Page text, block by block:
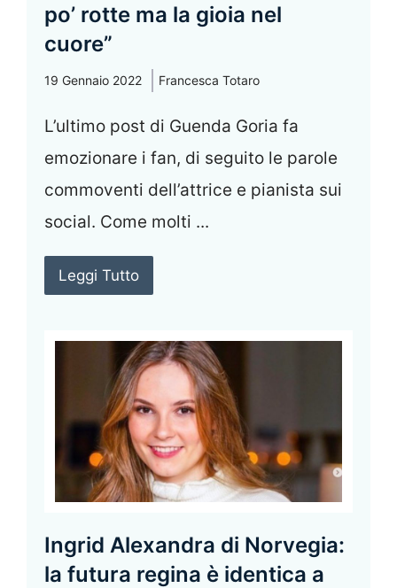
po’ rotte ma la gioia nel
cuore”
19 Gennaio 2022 Francesca Totaro
L’ultimo post di Guenda Goria fa
emozionare i fan, di seguito le parole
commoventi dell’attrice e pianista sui
social. Come molti ...
Leggi Tutto
Ingrid Alexandra di Norvegia:
la futura regina è identica a